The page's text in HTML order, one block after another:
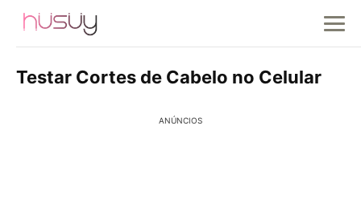
Testar Cortes de Cabelo no Celular
ANÚNCIOS